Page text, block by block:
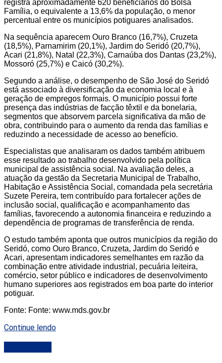
registra aproximadamente 620 beneficiários do Bolsa
Família, o equivalente a 13,6% da população, o menor
percentual entre os municípios potiguares analisados.
Na sequência aparecem Ouro Branco (16,7%), Cruzeta
(18,5%), Parnamirim (20,1%), Jardim do Seridó (20,7%),
Acari (21,8%), Natal (22,3%), Carnaúba dos Dantas (23,2%),
Mossoró (25,7%) e Caicó (30,2%).
Segundo a análise, o desempenho de São José do Seridó
está associado à diversificação da economia local e à
geração de empregos formais. O município possui forte
presença das indústrias de facção têxtil e da bonelaria,
segmentos que absorvem parcela significativa da mão de
obra, contribuindo para o aumento da renda das famílias e
reduzindo a necessidade de acesso ao benefício.
Especialistas que analisaram os dados também atribuem
esse resultado ao trabalho desenvolvido pela política
municipal de assistência social. Na avaliação deles, a
atuação da gestão da Secretaria Municipal de Trabalho,
Habitação e Assistência Social, comandada pela secretária
Suzete Pereira, tem contribuído para fortalecer ações de
inclusão social, qualificação e acompanhamento das
famílias, favorecendo a autonomia financeira e reduzindo a
dependência de programas de transferência de renda.
O estudo também aponta que outros municípios da região do
Seridó, como Ouro Branco, Cruzeta, Jardim do Seridó e
Acari, apresentam indicadores semelhantes em razão da
combinação entre atividade industrial, pecuária leiteira,
comércio, setor público e indicadores de desenvolvimento
humano superiores aos registrados em boa parte do interior
potiguar.
Fonte: Fonte: www.mds.gov.br
Continue lendo